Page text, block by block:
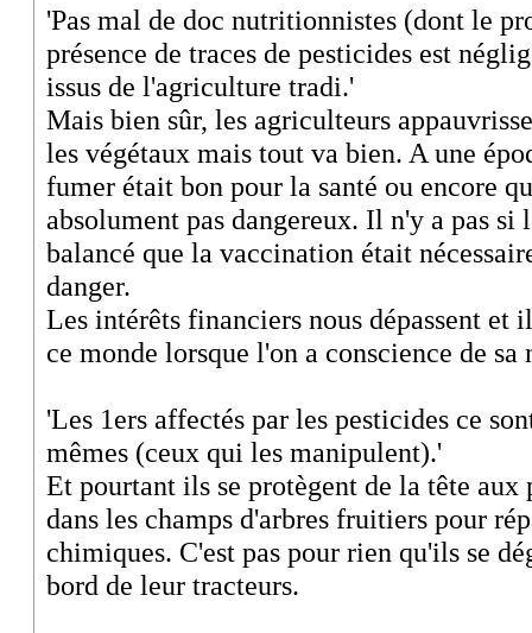
'Pas mal de doc nutritionnistes (dont le
présence de traces de pesticides est
issus de l'agriculture tradi.'
Mais bien sûr, les agriculteurs
les végétaux mais tout va bien. A une
fumer était bon pour la santé ou encore
absolument pas dangereux. Il n'y a pas si
balancé que la vaccination était
danger.
Les intérêts financiers nous dépassent
ce monde lorsque l'on a conscience de sa
'Les 1ers affectés par les pesticides ce
mêmes (ceux qui les manipulent).'
Et pourtant ils se protègent de la tête aux
dans les champs d'arbres fruitiers pour
chimiques. C'est pas pour rien qu'ils se
bord de leur tracteurs.